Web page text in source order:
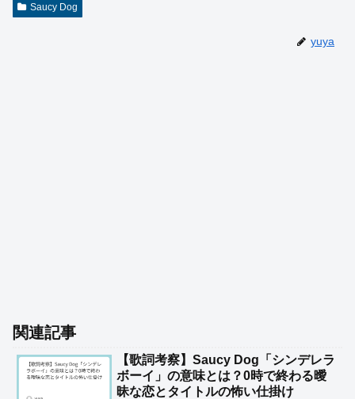
Saucy Dog
yuya
関連記事
【歌詞考察】Saucy Dog「シンデレラ
ボーイ」の意味とは？0時で終わる曖
昧な恋とタイトルの怖い仕掛け